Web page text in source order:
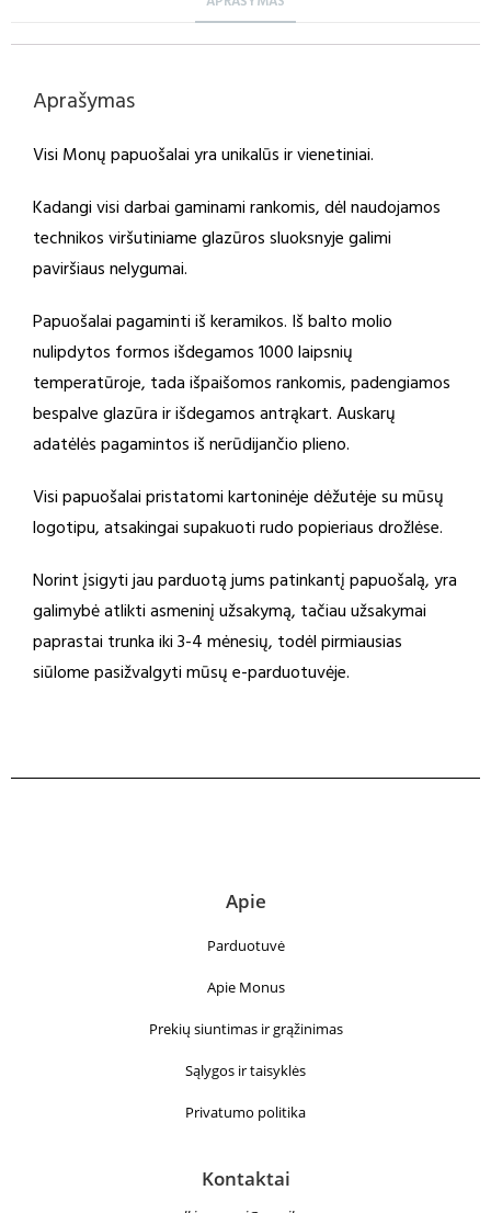
Aprašymas
Visi Monų papuošalai yra unikalūs ir vienetiniai.
Kadangi visi darbai gaminami rankomis, dėl naudojamos
technikos viršutiniame glazūros sluoksnyje galimi
paviršiaus nelygumai.
Papuošalai pagaminti iš keramikos. Iš balto molio
nulipdytos formos išdegamos 1000 laipsnių
temperatūroje, tada išpaišomos rankomis, padengiamos
bespalve glazūra ir išdegamos antrąkart. Auskarų
adatėlės pagamintos iš nerūdijančio plieno.
Visi papuošalai pristatomi kartoninėje dėžutėje su mūsų
logotipu, atsakingai supakuoti rudo popieriaus drožlėse.
Norint įsigyti jau parduotą jums patinkantį papuošalą, yra
galimybė atlikti asmeninį užsakymą, tačiau užsakymai
paprastai trunka iki 3-4 mėnesių, todėl pirmiausias
siūlome pasižvalgyti mūsų e-parduotuvėje.
Apie
Parduotuvė
Apie Monus
Prekių siuntimas ir grąžinimas
Sąlygos ir taisyklės
Privatumo politika
Kontaktai